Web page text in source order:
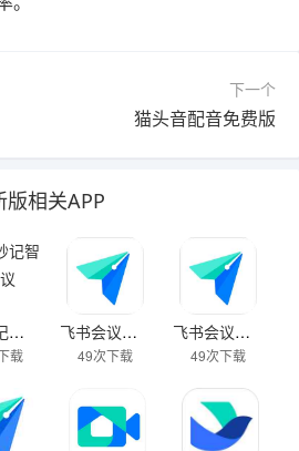
下一个
猫头音配音免费版
相关APP
飞书妙记智能会议
载
飞书会议室签到板
49次下载
飞书会议室控制器
49次下载